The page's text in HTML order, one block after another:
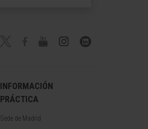
INFORMACIÓN
PRÁCTICA
Sede de Madrid